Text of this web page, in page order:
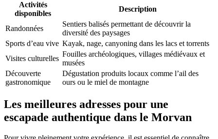
Activités
disponibles
Description
Randonnées
Sentiers balisés permettant de découvrir la
diversité des paysages
Sports d’eau vive Kayak, nage, canyoning dans les lacs et torrents
Visites culturelles
Fouilles archéologiques, villages médiévaux et
musées
Découverte
gastronomique
Dégustation produits locaux comme l’ail des
ours ou le miel de montagne
Les meilleures adresses pour une
escapade authentique dans le Morvan